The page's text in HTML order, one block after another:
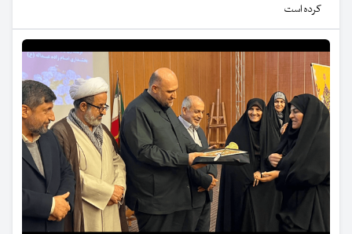
کرده است